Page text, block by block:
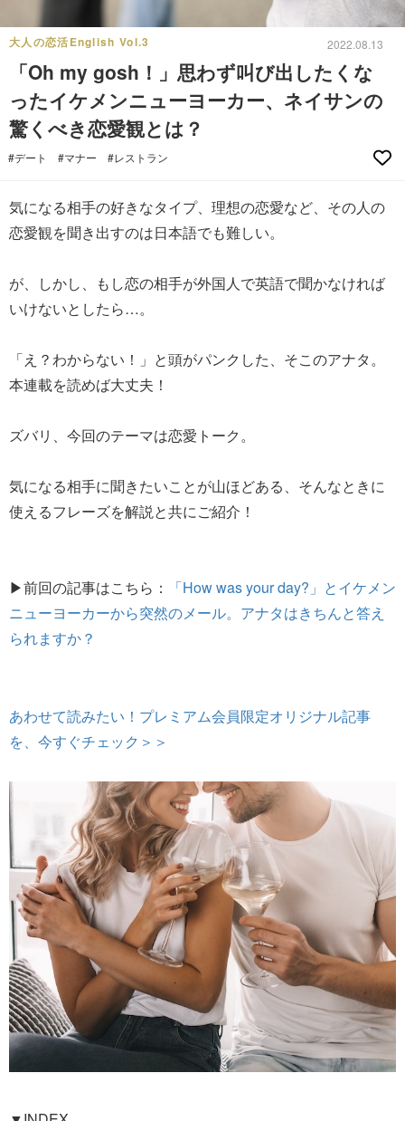
大人の恋活English Vol.3 2022.08.13
「Oh my gosh！」思わず叫び出したくな
ったイケメンニューヨーカー、ネイサンの
驚くべき恋愛観とは？
#デート #マナー #レストラン
気になる相手の好きなタイプ、理想の恋愛など、その人の
恋愛観を聞き出すのは日本語でも難しい。
が、しかし、もし恋の相手が外国人で英語で聞かなければ
いけないとしたら…。
「え？わからない！」と頭がパンクした、そこのアナタ。
本連載を読めば大丈夫！
ズバリ、今回のテーマは恋愛トーク。
気になる相手に聞きたいことが山ほどある、そんなときに
使えるフレーズを解説と共にご紹介！
▶前回の記事はこちら：
「How was your day?」とイケメン
ニューヨーカーから突然のメール。アナタはきちんと答え
られますか？
あわせて読みたい！プレミアム会員限定オリジナル記事
を、今すぐチェック＞＞